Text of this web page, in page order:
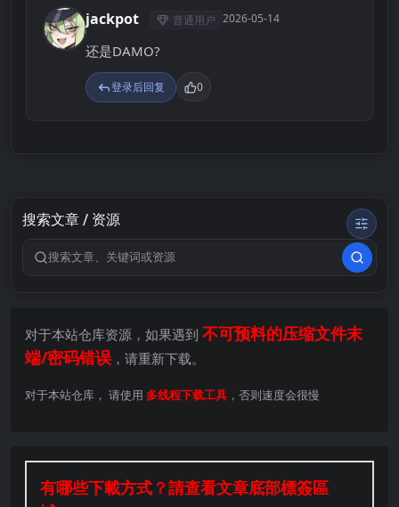
J jackpot 普通用户 2026-05-14
还是DAMO?
登录后回复 0
搜索文章 / 资源
搜索关键词
对于本站仓库资源，如果遇到 不可预料的压缩文件末
端/密码错误 ，请重新下载。
对于本站仓库， 请使用 多线程下载工具 ，否则速度会很慢
有哪些下載方式？請查看文章底部標簽區